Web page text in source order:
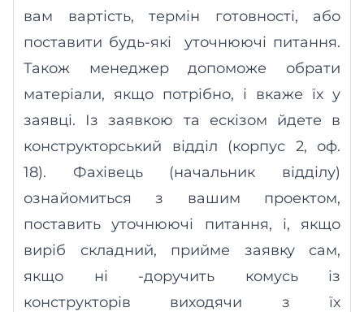
вам вартість, термін готовності, або
поставити будь-які
уточнюючі питання.
Також менеджер допоможе обрати
матеріали, якщо потрібно, і вкаже їх у
заявці. Із заявкою та ескізом йдете в
конструкторський відділ (корпус 2, оф.
18). Фахівець (начальник відділу)
ознайомиться з вашим проектом,
поставить уточнюючі питання, і, якщо
виріб складний, прийме заявку сам,
якщо ні -доручить комусь із
конструкторів виходячи з їх